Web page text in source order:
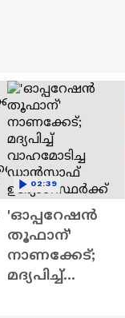
'ഓപ്പറേഷൻ
തൂഫാന്'
നാണക്കേട്;
മദ്യപിച്ച്
02:39